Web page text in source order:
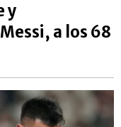
y
a los 68